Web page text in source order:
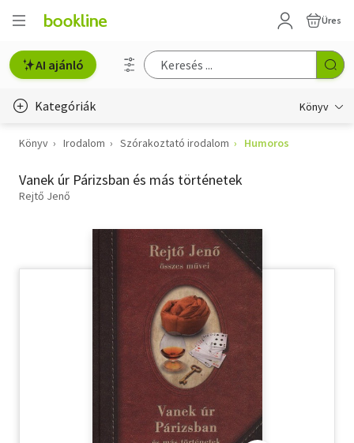
Üres
AI ajánló
Kategóriák Könyv
Életmód, egészség
Erotika
Szótár, nyelvkönyv
Tankönyv, segédkönyv
Könyv Irodalom Szórakoztató irodalom Humoros
Vanek úr Párizsban és más történetek
Rejtő Jenő